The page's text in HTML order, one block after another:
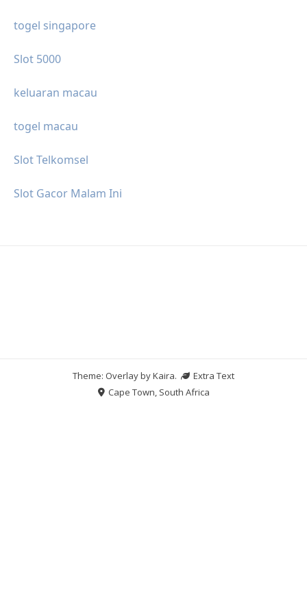
togel singapore
Slot 5000
keluaran macau
togel macau
Slot Telkomsel
Slot Gacor Malam Ini
Theme: Overlay byKaira.
Extra Text
Cape Town, South Africa